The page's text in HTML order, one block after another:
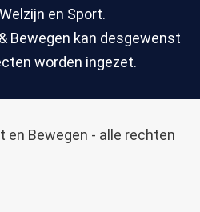
en Sport.
Bewegen kan desgewenst
worden ingezet.
Bewegen - alle rechten